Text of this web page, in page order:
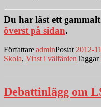
Du har läst ett
överst på sidan.
Författare adminPostat 2012-
Skola, Vinst i välfärdenTaggar
Debattinlägg om